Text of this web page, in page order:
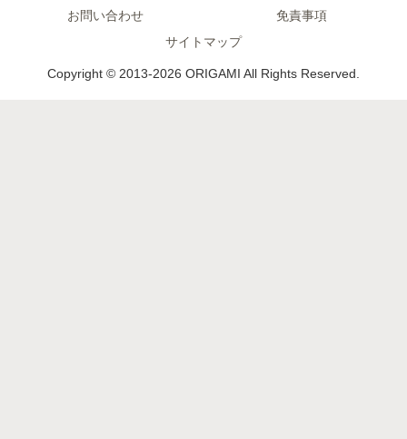
お問い合わせ
免責事項
サイトマップ
Copyright © 2013-2026 ORIGAMI All Rights Reserved.